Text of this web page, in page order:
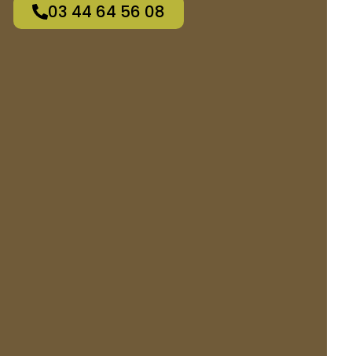
03 44 64 56 08